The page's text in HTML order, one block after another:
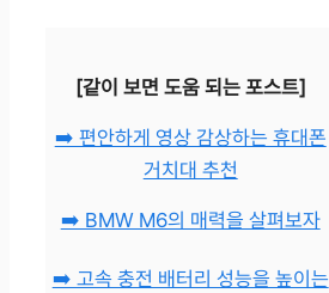
[같이 보면 도움 되는 포스트]
➡️ 편안하게 영상 감상하는 휴대폰
거치대 추천
➡️ BMW M6의 매력을 살펴보자
➡️ 고속 충전 배터리 성능을 높이는